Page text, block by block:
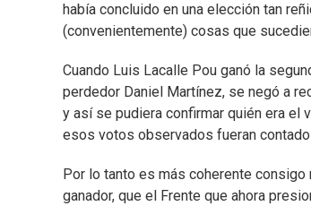
había concluido en una elección tan
(convenientemente) cosas que
Cuando Luis Lacalle Pou ganó la
perdedor Daniel Martínez, se negó a
y así se pudiera confirmar quién era el
esos votos observados fueran
Por lo tanto es más coherente
ganador, que el Frente que ahora